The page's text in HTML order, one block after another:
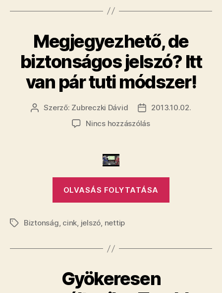
Megjegyezhető, de
biztonságos jelszó? Itt
van pár tuti módszer!
Bejegyzés
Szerző: Zubreczki Dávid
Bejegyzés
dátuma
2013.10.02.
Nincs hozzászólása(z)
Itt
van
OLVASÁS FOLYTATÁSA
van
CímkékBiztonság, cink, jelszó, nettip
Gyökeresen